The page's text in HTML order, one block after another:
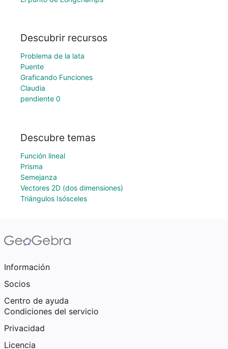
Descubrir recursos
Problema de la lata
Puente
Graficando Funciones
Claudia
pendiente 0
Descubre temas
Función lineal
Prisma
Semejanza
Vectores 2D (dos dimensiones)
Triángulos Isósceles
Información
Socios
Centro de ayuda
Condiciones del servicio
Privacidad
Licencia